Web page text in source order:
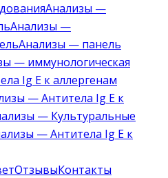
Анализы —
Анализы —
Анализы — панель
— иммунологическая
Ig E к аллергенам
— Антитела Ig E к
— Культуральные
— Антитела Ig E к
ОтзывыКонтакты